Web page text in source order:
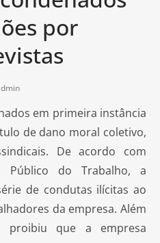
por
em primeira instância
de dano moral coletivo,
De acordo com
Público do Trabalho, a
de condutas ilícitas ao
da empresa. Além
proibiu que a empresa